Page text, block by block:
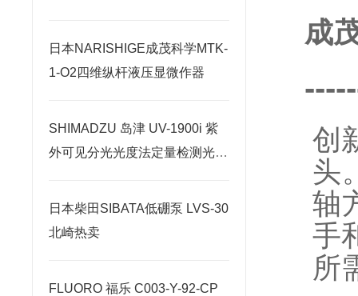
日本NARISHIGE成茂科学MTK-
1-O2四维纵杆液压显微作器
SHIMADZU 岛津 UV-1900i 紫
外可见分光光度法定量检测光学
日本柴田SIBATA低硼泵 LVS-30
北崎热卖
FLUORO 福乐 C003-Y-92-CP
成
创
头
轴
手
所